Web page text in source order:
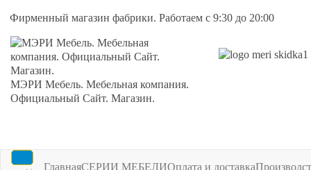
Фирменный магазин фабрики. Работаем с 9:30 до 20:00
МЭРИ Мебель. Мебельная компания.
Официальный Сайт. Магазин.
ГлавнаяСЕРИИ МЕБЕЛИОплата и доставка